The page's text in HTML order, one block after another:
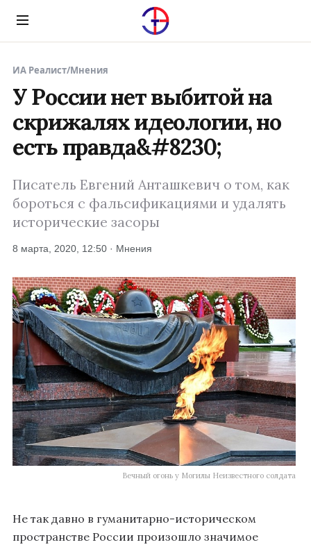
Menu
ИА Реалист/Мнения
У России нет выбитой на
скрижалях идеологии, но
есть правда&#8230;
Писатель Евгений Анташкевич о том, как
бороться с фальсификациями и удалять
исторические засоры
8 марта, 2020, 12:50 · Мнения
Вечный огонь у Могилы Неизвестного солдата
Не так давно в гуманитарно-историческом
пространстве России произошло значимое